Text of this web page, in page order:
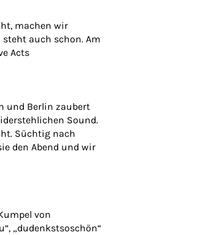
machen wir
auch schon. Am
Acts
und Berlin zaubert
Sound.
Süchtig nach
den Abend und wir
von
„dudenkstsoschön“